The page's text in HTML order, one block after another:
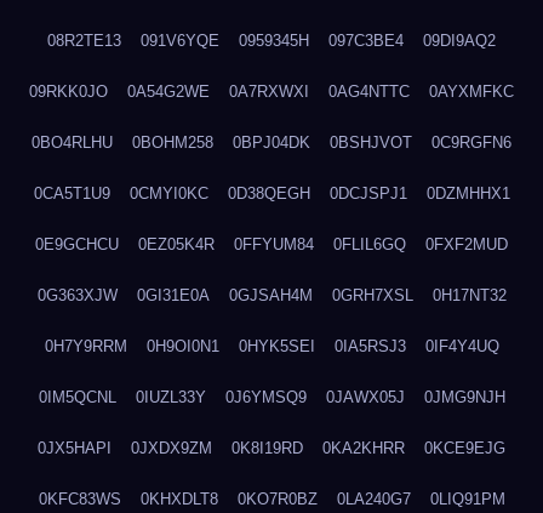
08R2TE13 091V6YQE 0959345H 097C3BE4 09DI9AQ2
09RKK0JO 0A54G2WE 0A7RXWXI 0AG4NTTC 0AYXMFKC
0BO4RLHU 0BOHM258 0BPJ04DK 0BSHJVOT 0C9RGFN6
0CA5T1U9 0CMYI0KC 0D38QEGH 0DCJSPJ1 0DZMHHX1
0E9GCHCU 0EZ05K4R 0FFYUM84 0FLIL6GQ 0FXF2MUD
0G363XJW 0GI31E0A 0GJSAH4M 0GRH7XSL 0H17NT32
0H7Y9RRM 0H9OI0N1 0HYK5SEI 0IA5RSJ3 0IF4Y4UQ
0IM5QCNL 0IUZL33Y 0J6YMSQ9 0JAWX05J 0JMG9NJH
0JX5HAPI 0JXDX9ZM 0K8I19RD 0KA2KHRR 0KCE9EJG
0KFC83WS 0KHXDLT8 0KO7R0BZ 0LA240G7 0LIQ91PM